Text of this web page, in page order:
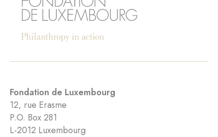
Fondation de Luxembourg
12, rue Erasme
P.O. Box 281
L-2012 Luxembourg